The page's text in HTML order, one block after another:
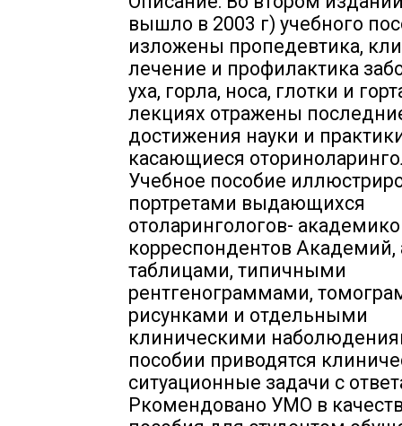
вышло в 2003 г) учебного
изложены пропедевтика,
лечение и профилактика
уха, горла, носа, глотки и
лекциях отражены
достижения науки и
касающиеся
Учебное пособие
портретами выдающихся
отоларингологов-
корреспондентов Академий,
таблицами, типичными
рентгенограммами,
рисунками и отдельными
клиническими
пособии приводятся
ситуационные задачи с
Ркомендовано УМО в